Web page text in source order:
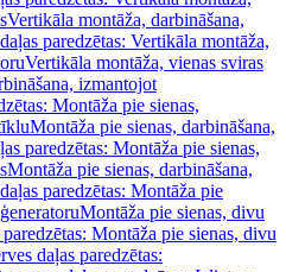
Vertikāla montāža, darbināšana,
paredzētas: Vertikāla montāža,
Vertikāla montāža, vienas sviras
izmantojot
Montāža pie sienas,
Montāža pie sienas, darbināšana,
paredzētas: Montāža pie sienas,
Montāža pie sienas, darbināšana,
paredzētas: Montāža pie
Montāža pie sienas, divu
Montāža pie sienas, divu
daļas paredzētas: